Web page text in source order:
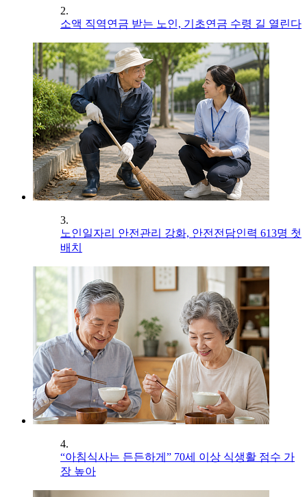
2.
소액 직역연금 받는 노인, 기초연금 수령 길 열린다
3.
노인일자리 안전관리 강화, 안전전담인력 613명 첫
배치
4.
“아침식사는 든든하게” 70세 이상 식생활 점수 가
장 높아